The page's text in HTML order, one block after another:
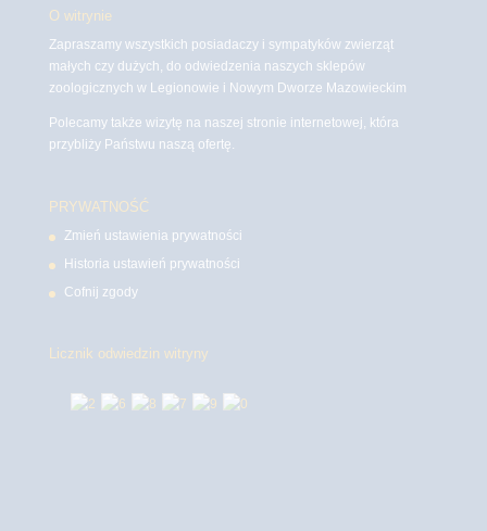
O witrynie
Zapraszamy wszystkich posiadaczy i sympatyków zwierząt
małych czy dużych, do odwiedzenia naszych sklepów
zoologicznych w Legionowie i Nowym Dworze Mazowieckim
Polecamy także wizytę na naszej stronie internetowej, która
przybliży Państwu naszą ofertę.
PRYWATNOŚĆ
Zmień ustawienia prywatności
Historia ustawień prywatności
Cofnij zgody
Licznik odwiedzin witryny